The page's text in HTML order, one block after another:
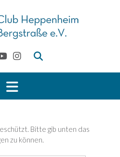
Bitte gib unten das
zu können.